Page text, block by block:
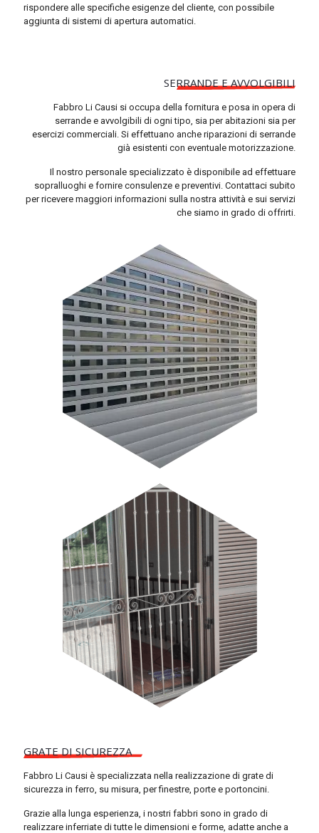
rispondere alle specifiche esigenze del cliente, con possibile
aggiunta di sistemi di apertura automatici.
SERRANDE E AVVOLGIBILI
Fabbro Li Causi si occupa della fornitura e posa in opera di
serrande e avvolgibili di ogni tipo, sia per abitazioni sia per
esercizi commerciali. Si effettuano anche riparazioni di serrande
già esistenti con eventuale motorizzazione.
Il nostro personale specializzato è disponibile ad effettuare
sopralluoghi e fornire consulenze e preventivi. Contattaci subito
per ricevere maggiori informazioni sulla nostra attività e sui servizi
che siamo in grado di offrirti.
GRATE DI SICUREZZA
Fabbro Li Causi è specializzata nella realizzazione di grate di
sicurezza in ferro, su misura, per finestre, porte e portoncini.
Grazie alla lunga esperienza, i nostri fabbri sono in grado di
realizzare inferriate di tutte le dimensioni e forme, adatte anche a